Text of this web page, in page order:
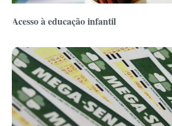
Acesso à educação infantil